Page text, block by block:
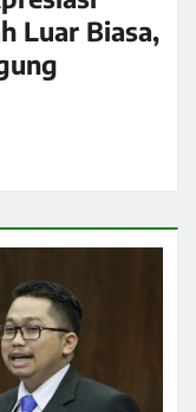
Luar Biasa,